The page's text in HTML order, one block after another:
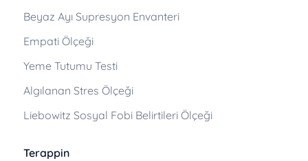
Terappin
Beyaz Ayı Supresyon Envanteri
Empati Ölçeği
Yeme Tutumu Testi
Algılanan Stres Ölçeği
Liebowitz Sosyal Fobi Belirtileri Ölçeği